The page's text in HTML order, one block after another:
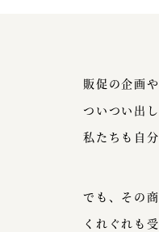
販促の企画
ついつい出
私たちも自
でも、その
くれぐれも